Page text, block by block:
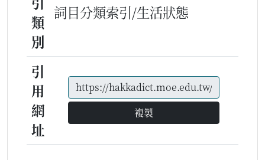
類
別
詞目分類索引/生活狀態
引
用
網
址
複製